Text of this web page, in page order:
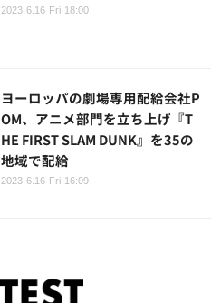
2023.6.16 Fri 18:00
ヨーロッパの劇場専用配給会社P
OM、アニメ部門を立ち上げ『T
HE FIRST SLAM DUNK』を35の
地域で配給
2023.6.16 Fri 16:09